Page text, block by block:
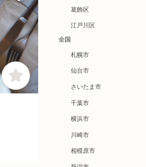
葛飾区
江戸川区
全国
札幌市
仙台市
さいたま市
千葉市
横浜市
川崎市
相模原市